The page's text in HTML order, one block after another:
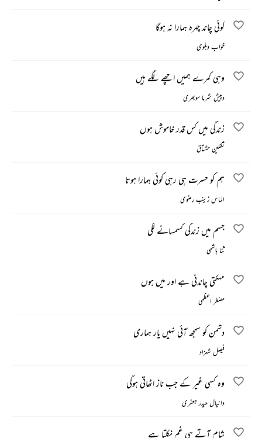
کوئی چاند چہرہ ہمارا نہ ہوگا
خواب دہلوی
وہی کمرے ہمیں اچھے لگے ہیں
دپیش شرما سوبھری
زندگی میں کس قدر خاموش ہوں
ثقلین مشتاق
ہم کو حسرت ہی رہی کوئی ہمارا ہوتا
الماس زینب رضوی
جسم میں زندگی کسمسانے لگی
ثنا ہاشمی
مہکتی چاندنی ہے اور میں ہوں
مضطر اعظمی
دشمن کو سمجھ آئی نہیں یار ہماری
فیصل شہزاد
وہ کسی غیر کے جب ناز اٹھاتی ہوگی
دانیال حیدر جعفری
شام آتے ہی غم نکلتا ہے